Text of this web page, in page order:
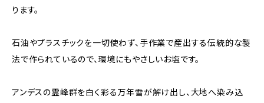
ります。
石油やプラスチックを一切使わず、手作業で産出する伝統的な製
法で作られているので、環境にもやさしいお塩です。
アンデスの霊峰群を白く彩る万年雪が解け出し、大地へ染み込